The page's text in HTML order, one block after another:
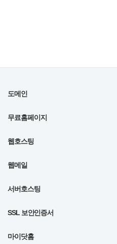
도메인
무료홈페이지
웹호스팅
웹메일
서버호스팅
SSL 보안인증서
마이닷홈